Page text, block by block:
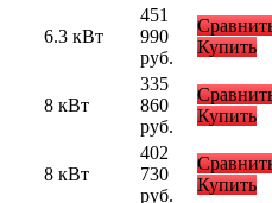
6.3 кВт
451
990
руб.
Купить
8 кВт
335
860
руб.
Купить
8 кВт
402
730
руб.
Купить